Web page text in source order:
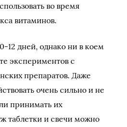
во время
витаминов.
12 дней, однако ни в коем
экспериментов с
препаратов. Даже
очень сильно и не
принимать их
таблетки и свечи можно